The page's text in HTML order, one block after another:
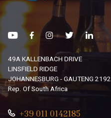
49A KALLENBACH DRIVE
LINSFIELD RIDGE
JOHANNESBURG - GAUTENG 2192
Rep. Of South Africa
+39 011 0142185